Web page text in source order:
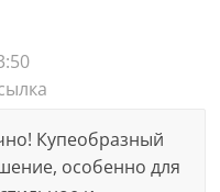
Купеобразный
особенно для